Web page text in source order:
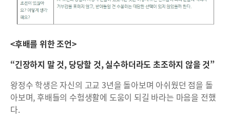
<후배를 위한 조언>
“긴장하지 말 것, 당당할 것, 실수하더라도 초조하지 않을 것”
왕정수 학생은 자신의 고교 3년을 돌아보며 아쉬웠던 점을 돌
아보며, 후배들의 수험생활에 도움이 되길 바라는 마음을 전했
다.